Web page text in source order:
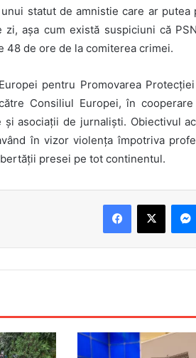
statut de amnistie care ar
zi, așa cum există suspiciuni că
48 de ore de la comiterea crimei.
pentru Promovarea
Consiliul Europei, în
asociații de jurnaliști. Obiectivul
în vizor violența împotriva
presei pe tot continentul.
Facebook
X